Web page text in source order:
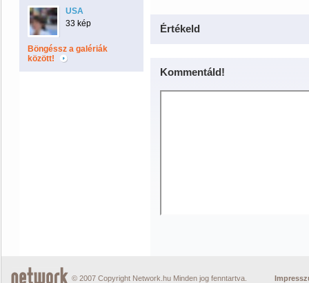
USA
33 kép
Böngéssz a galériák
között!
Értékeld
Kommentáld!
© 2007 Copyright Network.hu Minden jog fenntartva.